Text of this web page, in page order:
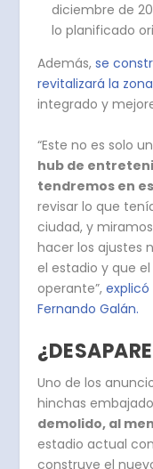
diciembre de
lo planificado
Además, se
revitalizará la
integrado y
“Este no es solo
hub de
tendremos en
revisar lo que
ciudad, y
hacer los ajustes
el estadio y que
operante”, explicó
Fernando Galán.
Uno de los
hinchas
demolido, al
estadio actual
construye el